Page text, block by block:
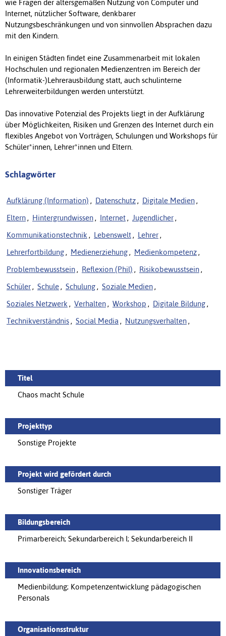
wie Fragen der altersgemäßen Nutzung von Computer und
Internet, nützlicher Software, denkbarer
Nutzungsbeschränkungen und von sinnvollen Absprachen dazu
mit den Kindern.
In einigen Städten findet eine Zusammenarbeit mit lokalen
Hochschulen und regionalen Medienzentren im Bereich der
(Informatik-)Lehrerausbildung statt, auch schulinterne
Lehrerweiterbildungen werden unterstützt.
Das innovative Potenzial des Projekts liegt in der Aufklärung
über Möglichkeiten, Risiken und Grenzen des Internet durch ein
flexibles Angebot von Vorträgen, Schulungen und Workshops für
Schüler*innen, Lehrer*innen und Eltern.
Schlagwörter
Aufklärung (Information) , Datenschutz , Digitale Medien ,
Eltern , Hintergrundwissen , Internet , Jugendlicher ,
Kommunikationstechnik , Lebenswelt , Lehrer ,
Lehrerfortbildung , Medienerziehung , Medienkompetenz ,
Problembewusstsein , Reflexion (Phil) , Risikobewusstsein ,
Schüler , Schule , Schulung , Soziale Medien ,
Soziales Netzwerk , Verhalten , Workshop , Digitale Bildung ,
Technikverständnis , Social Media , Nutzungsverhalten ,
Titel
Chaos macht Schule
Projekttyp
Sonstige Projekte
Projekt wird gefördert durch
Sonstiger Träger
Bildungsbereich
Primarbereich; Sekundarbereich I; Sekundarbereich II
Innovationsbereich
Medienbildung; Kompetenzentwicklung pädagogischen
Personals
Organisationsstruktur